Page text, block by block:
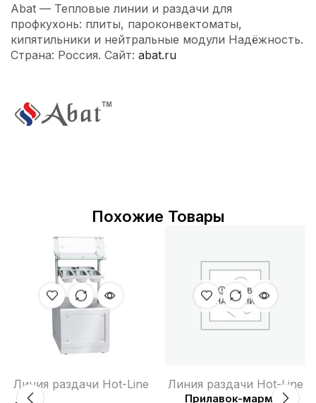
Abat — Тепловые линии и раздачи для
профкухонь: плиты, пароконвектоматы,
кипятильники и нейтральные модули Надёжность.
Страна: Россия. Сайт: abat.ru
Похожие Товары
Линия раздачи Hot-Line
НЕТ В
НАЛИЧИИ
Линия раздачи Hot-Line
Прилавок-мармит